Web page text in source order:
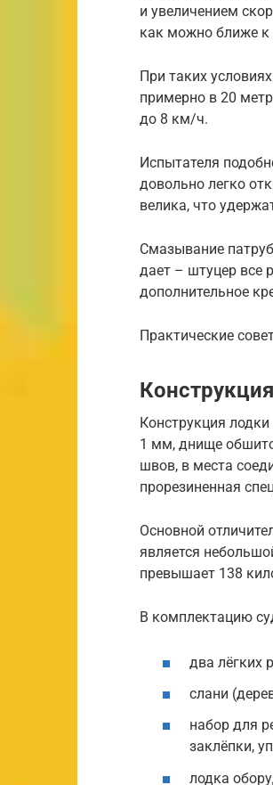
и увеличением
как можно ближе к
При таких
примерно в 20
до 8 км/ч.
Испытателя
довольно легко
велика, что
Смазывание
дает – штуцер все
дополнительное
Практические
Конструкция
1 мм, днище
швов, в места
прорезиненная
Основной
является
превышает 138
В комплектацию
два лёгких
слани
набор для
заклёпки,
лодка